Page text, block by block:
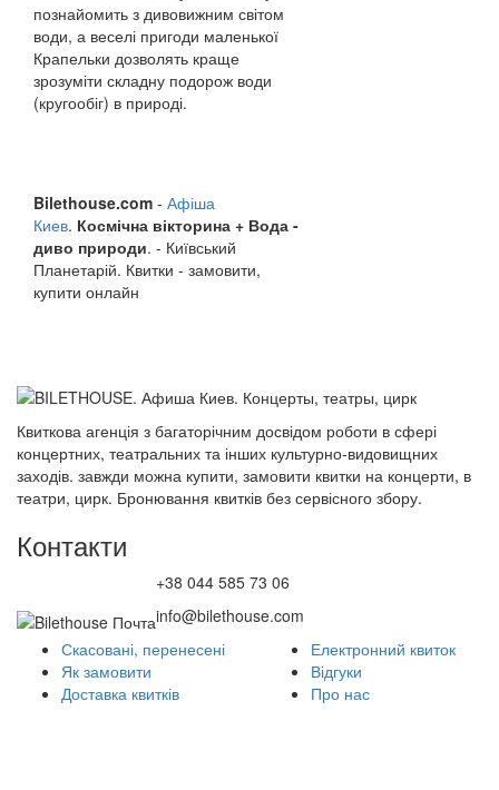
познайомить з дивовижним світом
води, а веселі пригоди маленької
Крапельки дозволять краще
зрозуміти складну подорож води
(кругообіг) в природі.
Bilethouse.com - Афіша
Киев. Космічна вікторина + Вода -
диво природи. - Київський
Планетарій. Квитки - замовити,
купити онлайн
Квиткова агенція з багаторічним досвідом роботи в сфері
концертних, театральних та інших культурно-видовищних
заходів. завжди можна купити, замовити квитки на концерти, в
театри, цирк. Бронювання квитків без сервісного збору.
Контакти
+38 044 585 73 06
info@bilethouse.com
Скасовані, перенесені
Як замовити
Доставка квитків
Електронний квиток
Відгуки
Про нас